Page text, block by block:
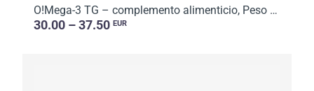
O!Mega-3 TG – complemento alimenticio, Peso neto: 126,9.
30.00 – 37.50 EUR